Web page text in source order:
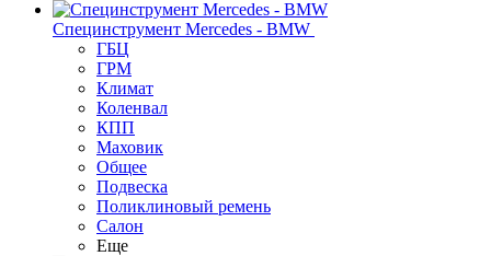
Специнструмент Mercedes - BMW
ГБЦ
ГРМ
Климат
Коленвал
КПП
Маховик
Общее
Подвеска
Поликлиновый ремень
Салон
Еще